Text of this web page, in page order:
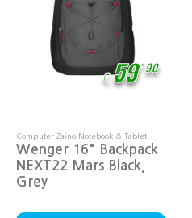
€59
,90
Computer Zaino Notebook & Tablet
Wenger 16" Backpack
NEXT22 Mars Black,
Grey